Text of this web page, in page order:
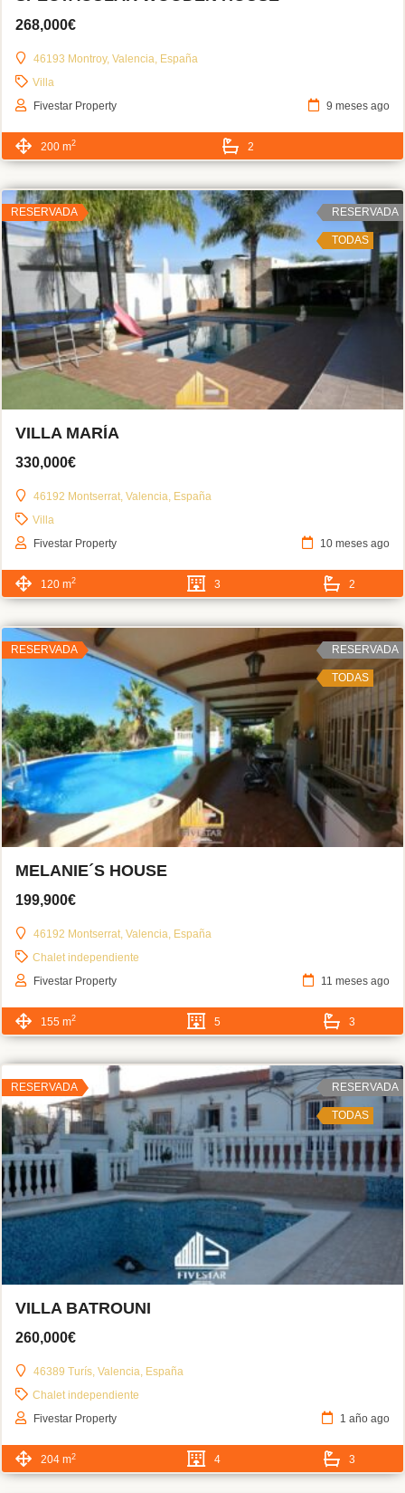
268,000€
46193 Montroy, Valencia, España
Villa
Fivestar Property
9 meses ago
200 m2 2
RESERVADA RESERVADA
TODAS
VILLA MARÍA
330,000€
46192 Montserrat, Valencia, España
Villa
Fivestar Property
10 meses ago
120 m2 3 2
RESERVADA RESERVADA
TODAS
MELANIE´S HOUSE
199,900€
46192 Montserrat, Valencia, España
Chalet independiente
Fivestar Property
11 meses ago
155 m2 5 3
RESERVADA RESERVADA
TODAS
VILLA BATROUNI
260,000€
46389 Turís, Valencia, España
Chalet independiente
Fivestar Property
1 año ago
204 m2 4 3